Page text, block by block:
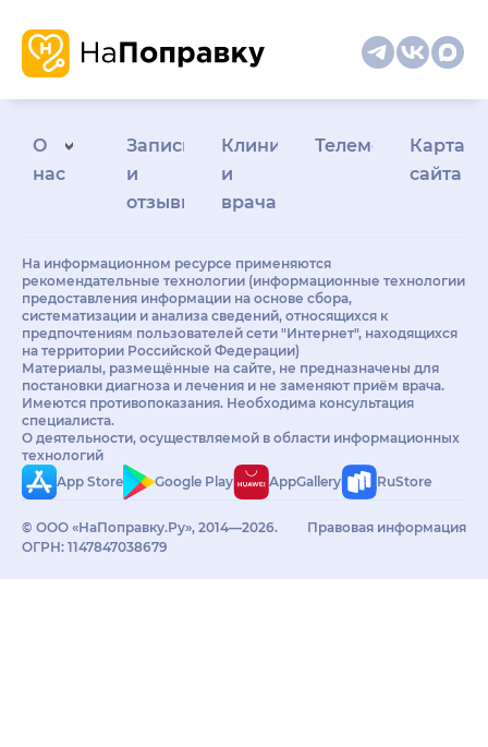
О
нас
Запись
и
отзывы
Клиникам
и
врачам
Телемедицина
Карта
сайта
На информационном ресурсе применяются
рекомендательные технологии (информационные технологии
предоставления информации на основе сбора,
систематизации и анализа сведений, относящихся к
предпочтениям пользователей сети "Интернет", находящихся
на территории Российской Федерации)
Материалы, размещённые на сайте, не предназначены для
постановки диагноза и лечения и не заменяют приём врача.
Имеются противопоказания. Необходима консультация
специалиста.
О деятельности, осуществляемой в области информационных
технологий
App Store
Google Play AppGallery RuStore
© ООО «НаПоправку.Ру», 2014—2026.
ОГРН: 1147847038679
Правовая информация